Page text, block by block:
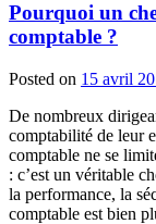
Pourquoi un
comptable ?
Posted on 15 avril
De nombreux
comptabilité de leur
comptable ne se
: c’est un véritable
la performance, la
comptable est bien